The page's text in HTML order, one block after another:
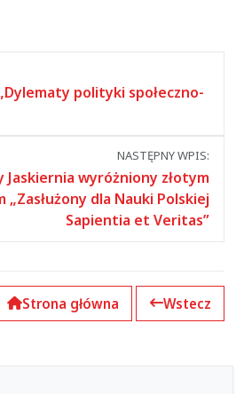
polityki społeczno-
NASTĘPNY WPIS:
Jaskiernia wyróżniony złotym
„Zasłużony dla Nauki Polskiej
Sapientia et Veritas”
Strona główna Wstecz